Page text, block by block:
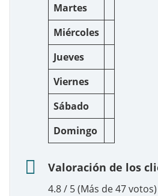
Martes
Miércoles
Jueves
Viernes
Sábado
Domingo
Valoración de los
4.8 / 5 (Más de 47 votos)